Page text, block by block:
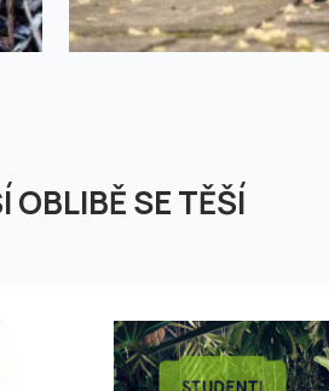
OBLIBĚ SE TĚŠÍ